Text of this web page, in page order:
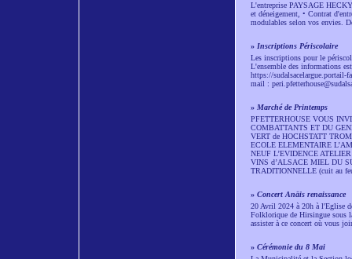
L'entreprise PAYSAGE HECKY
et déneigement, • Contrat
modulables selon vos envies.
» Inscriptions Périscolaire
Les inscriptions pour le
L'ensemble des informations
https://sudalsacelargue.portail-
mail :
» Marché de Printemps
PFETTERHOUSE VOUS
COMBATTANTS ET DU
VERT de HOCHSTATT
ECOLE ELEMENTAIRE
NEUF L’EVIDENCE
VINS d’ALSACE MIEL DU
TRADITIONNELLE (cuit au
» Concert Anäis renaissance
20 Avril 2024 à 20h à l'Eglise
Folklorique de Hirsingue sous
assister à ce concert où vous
» Cérémonie du 8 Mai